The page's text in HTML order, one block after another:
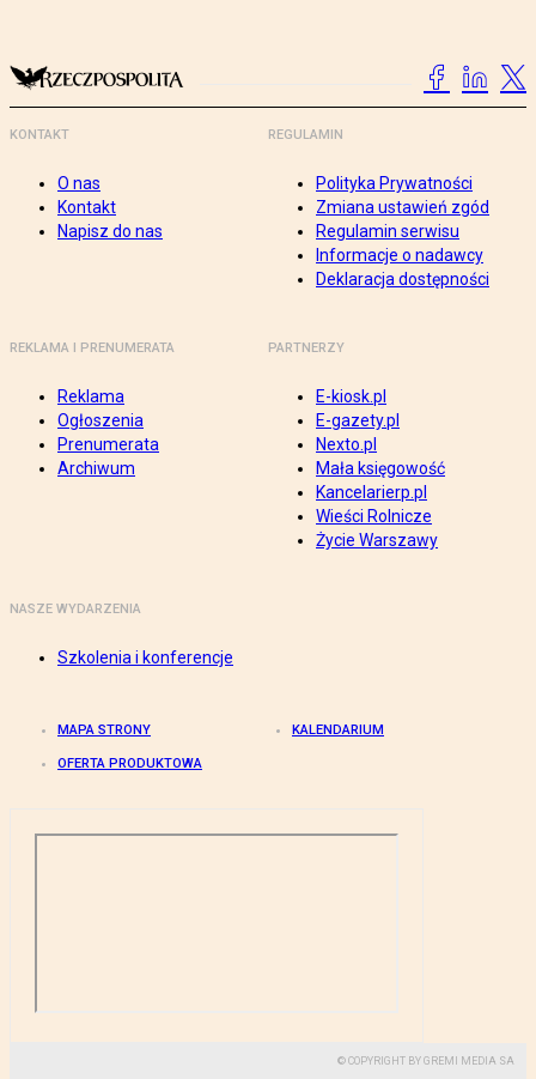
KONTAKT
O nas
Kontakt
Napisz do nas
REGULAMIN
Polityka Prywatności
Zmiana ustawień zgód
Regulamin serwisu
Informacje o nadawcy
Deklaracja dostępności
REKLAMA I PRENUMERATA
Reklama
Ogłoszenia
Prenumerata
Archiwum
PARTNERZY
E-kiosk.pl
E-gazety.pl
Nexto.pl
Mała księgowość
Kancelarierp.pl
Wieści Rolnicze
Życie Warszawy
NASZE WYDARZENIA
Szkolenia i konferencje
MAPA STRONY KALENDARIUM
OFERTA PRODUKTOWA
© COPYRIGHT BY GREMI MEDIA SA